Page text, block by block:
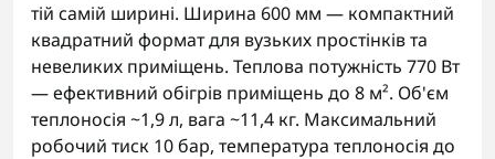
тій самій ширині. Ширина 600 мм — компактний
квадратний формат для вузьких простінків та
невеликих приміщень. Теплова потужність 770 Вт
— ефективний обігрів приміщень до 8 м². Об'єм
теплоносія ~1,9 л, вага ~11,4 кг. Максимальний
робочий тиск 10 бар, температура теплоносія до